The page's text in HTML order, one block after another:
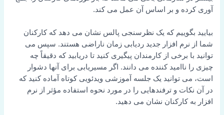
آوری کرده و بر اساس آن عمل می کند.
بیایید بگوییم که یک نظرسنجی پالس نشان می دهد که کارکنان
شما از نرم افزار جدید ردیابی زمان ناراضی هستند. سپس می
توانید با برخی از کارمندان پیگیری کنید تا دریابید که دقیقاً چه
چیزی را ناامید کننده می دانند. اگر مسیریابی برای آنها دشوار
است، می توانید یک جلسه آموزشی ویدئویی کوتاه آماده کنید که
در آن نکات و ترفندهایی را در مورد نحوه استفاده مؤثر از نرم
افزار به کارکنان نشان می دهید.